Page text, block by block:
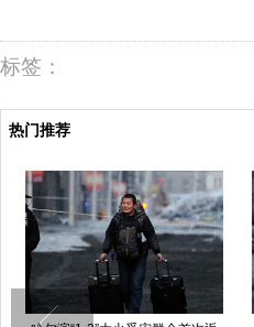
标签：
热门推荐